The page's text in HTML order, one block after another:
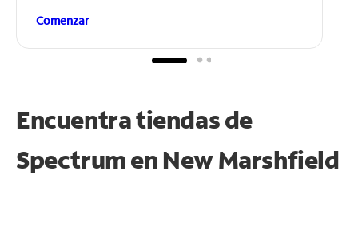
Comenzar
Encuentra tiendas de
Spectrum en New Marshfield